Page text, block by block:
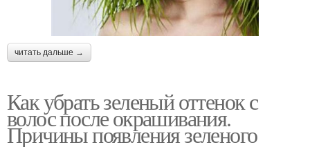
читать дальше →
Как убрать зеленый оттенок с
волос после окрашивания.
Причины появления зеленого